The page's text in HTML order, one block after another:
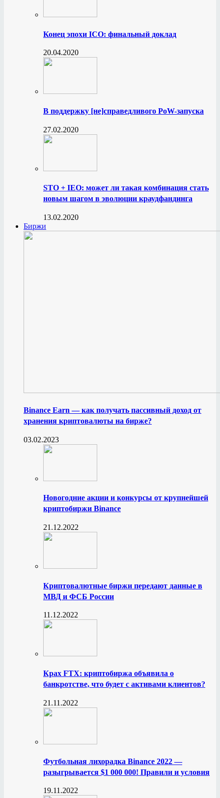
Конец эпохи ICO: финальный доклад
20.04.2020
В поддержку [не]справедливого PoW-запуска
27.02.2020
STO + IEO: может ли такая комбинация стать
новым шагом в эволюции краудфандинга
13.02.2020
Биржи
Binance Earn — как получать пассивный доход от
хранения криптовалюты на бирже?
03.02.2023
Новогодние акции и конкурсы от крупнейшей
криптобиржи Binance
21.12.2022
Криптовалютные биржи передают данные в
МВД и ФСБ России
11.12.2022
Крах FTX: криптобиржа объявила о
банкротстве, что будет с активами клиентов?
21.11.2022
Футбольная лихорадка Binance 2022 —
разыгрывается $1 000 000! Правили и условия
19.11.2022